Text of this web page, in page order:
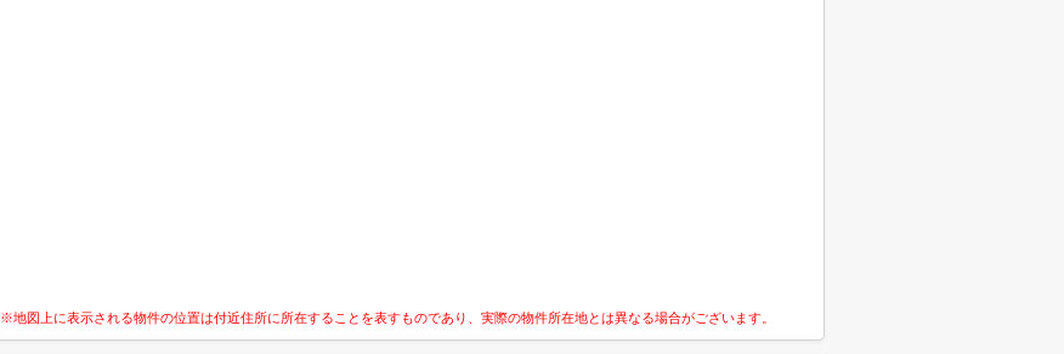
※地図上に表示される物件の位置は付近住所に所在することを表すものであり、実際の物件所在地とは異なる場合がございます。